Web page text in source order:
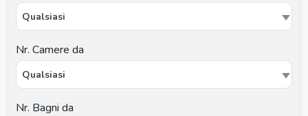
Qualsiasi
Nr. Camere da
Qualsiasi
Nr. Bagni da